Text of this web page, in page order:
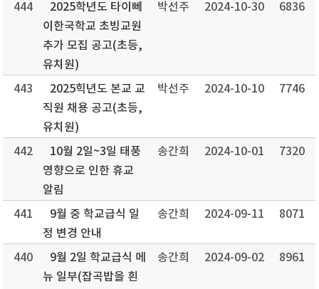
444
2025학년도 타이뻬
이한국학교 초빙교원
추가 모집 공고(초등,
유치원)
박선주 2024-10-30 6836
443
2025힉년도 본교 교
직원 채용 공고(초등,
유치원)
박선주 2024-10-10 7746
442
10월 2일~3일 태풍
영향으로 인한 휴교
알림
송간희 2024-10-01 7320
441
9월 중 학교급식 일
정 변경 안내
송간희 2024-09-11 8071
440
9월 2일 학교급식 메
뉴 일부(잡곡밥을 흰
송간희 2024-09-02 8961